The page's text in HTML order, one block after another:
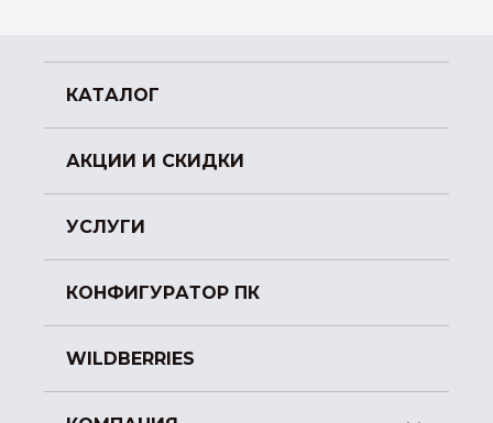
КАТАЛОГ
АКЦИИ И СКИДКИ
УСЛУГИ
КОНФИГУРАТОР ПК
WILDBERRIES